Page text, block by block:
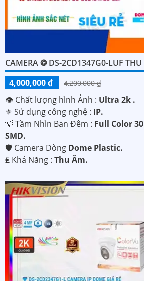
CAMERA ❂ DS-2CD1347G0-LUF THU
4,000,000 ₫
4,200,000 ₫
👁 Chất lượng hình Ảnh : Ultra 2k .
⚜️ Sử dụng công nghệ : IP.
💡 Tầm Nhìn Ban Đêm : Full Color
SMD.
🛡 Camera Dòng Dome Plastic.
️₤ Khả Năng : Thu Âm.